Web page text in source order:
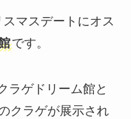
マスデートにオス
です。
ラゲドリーム館と
クラゲが展示され